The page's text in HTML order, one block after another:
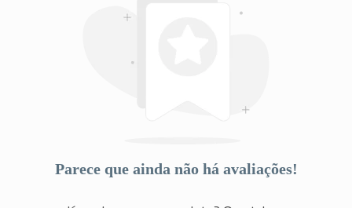
fale com o seu médico.
Alguns pacientes apresentaram as seguintes reações
pacientes que utilizam este medicamento)
Parece que ainda não há avaliações!